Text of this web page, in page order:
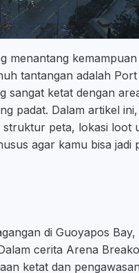
menantang
tantangan adalah
sangat ketat dengan
padat. Dalam artikel
peta, lokasi loot
agar kamu bisa jadi
di Guoyapos Bay,
cerita Arena
ketat dan